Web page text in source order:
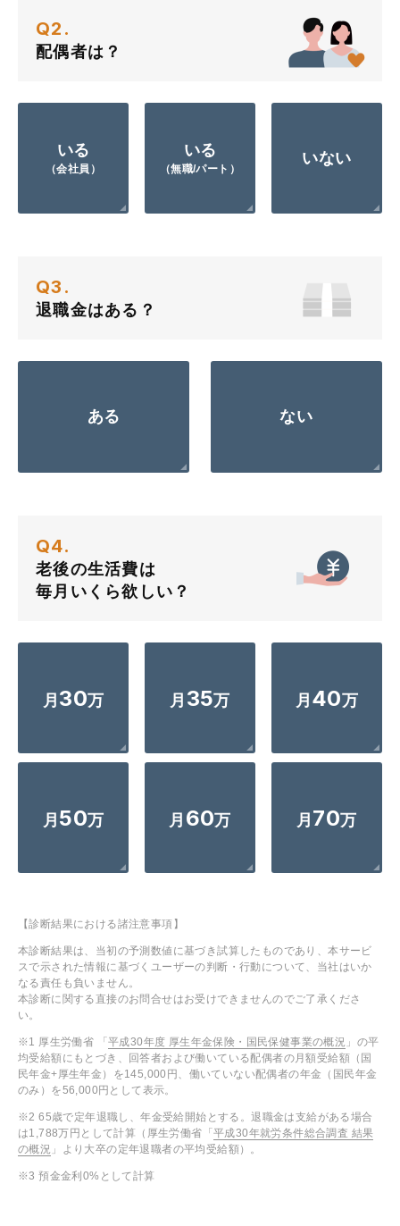
Q2.
配偶者は？
いる
（会社員）
いる
（無職/パート）
いない
Q3.
退職金はある？
ある ない
Q4.
老後の生活費は
毎月いくら欲しい？
月 30万 月 35万 月 40万
月 50万 月 60万 月 70万
【診断結果における諸注意事項】
本診断結果は、当初の予測数値に基づき試算したものであり、本サービ
スで示された情報に基づくユーザーの判断・行動について、当社はいか
なる責任も負いません。
本診断に関する直接のお問合せはお受けできませんのでご了承くださ
い。
※1 厚生労働省 「 平成30年度 厚生年金保険・国民保健事業の概況 」の平
均受給額にもとづき、回答者および働いている配偶者の月額受給額（国
民年金+厚生年金）を145,000円、働いていない配偶者の年金（国民年金
のみ）を56,000円として表示。
※2 65歳で定年退職し、年金受給開始とする。退職金は支給がある場合
は1,788万円として計算（厚生労働省「 平成30年就労条件総合調査 結果
の概況 」より大卒の定年退職者の平均受給額）。
※3 預金金利0%として計算